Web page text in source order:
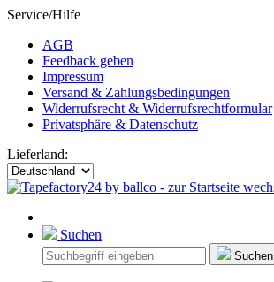
Service/Hilfe
AGB
Feedback geben
Impressum
Versand & Zahlungsbedingungen
Widerrufsrecht & Widerrufsrechtformular
Privatsphäre & Datenschutz
Lieferland:
Suchen
Suchen